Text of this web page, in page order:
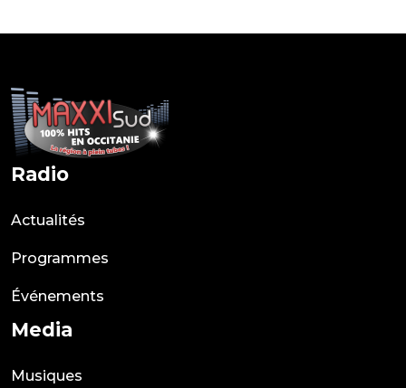
Radio
Actualités
Programmes
Événements
Media
Musiques